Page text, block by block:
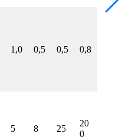
1,0 0,5 0,5 0,8
5 8 25
20
0